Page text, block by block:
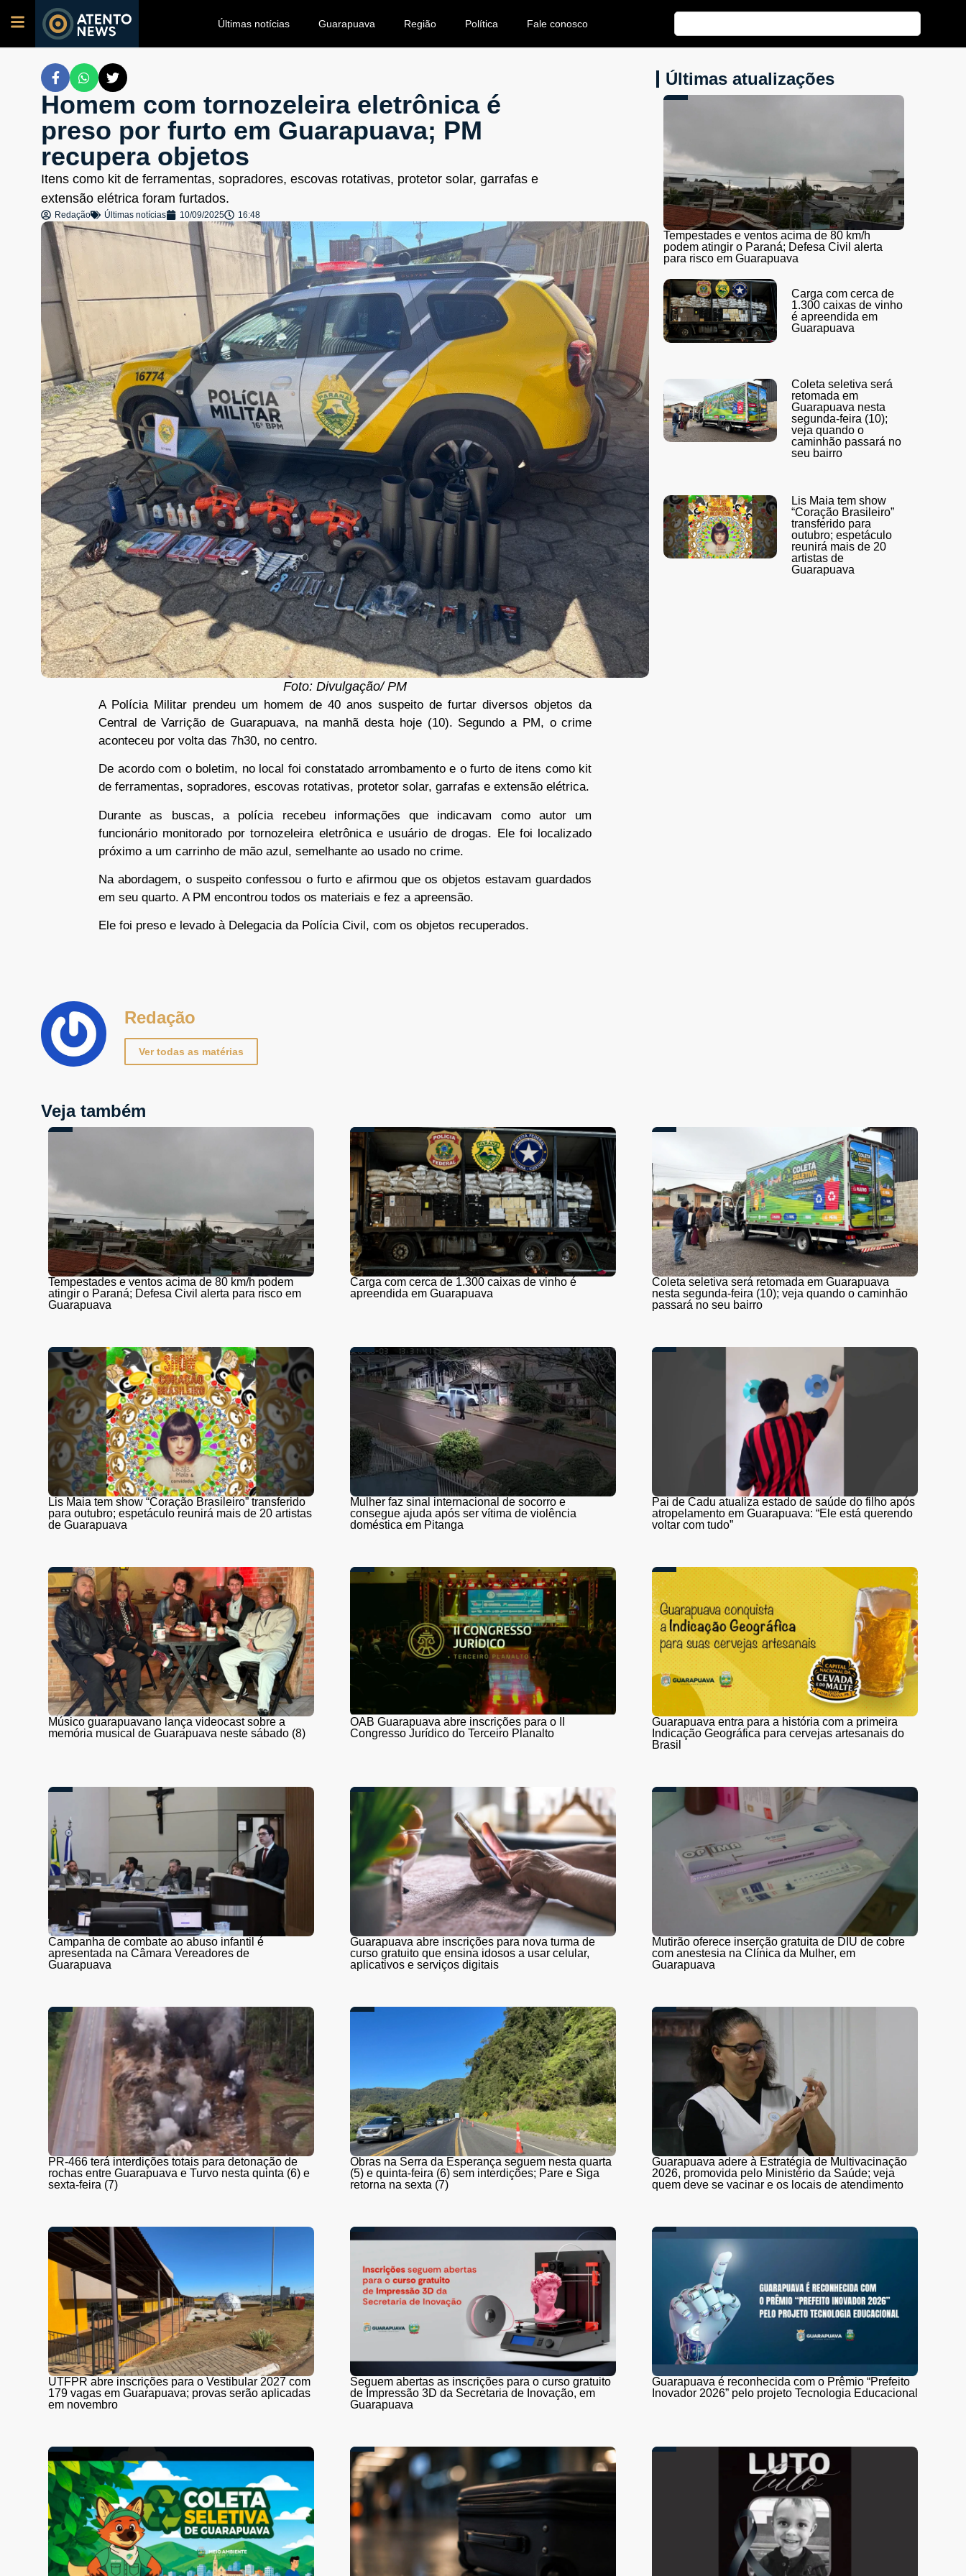
Últimas notícias Guarapuava Região Política Fale conosco
Homem com tornozeleira eletrônica é
preso por furto em Guarapuava; PM
recupera objetos
Itens como kit de ferramentas, sopradores, escovas rotativas, protetor solar, garrafas e
extensão elétrica foram furtados.
Redação Últimas notícias 10/09/2025 16:48
Foto: Divulgação/ PM
A Polícia Militar prendeu um homem de 40 anos suspeito de furtar diversos objetos da
Central de Varrição de Guarapuava, na manhã desta hoje (10). Segundo a PM, o crime
aconteceu por volta das 7h30, no centro.
De acordo com o boletim, no local foi constatado arrombamento e o furto de itens como kit
de ferramentas, sopradores, escovas rotativas, protetor solar, garrafas e extensão elétrica.
Durante as buscas, a polícia recebeu informações que indicavam como autor um
funcionário monitorado por tornozeleira eletrônica e usuário de drogas. Ele foi localizado
próximo a um carrinho de mão azul, semelhante ao usado no crime.
Na abordagem, o suspeito confessou o furto e afirmou que os objetos estavam guardados
em seu quarto. A PM encontrou todos os materiais e fez a apreensão.
Ele foi preso e levado à Delegacia da Polícia Civil, com os objetos recuperados.
Últimas atualizações
Tempestades e ventos acima de 80 km/h
podem atingir o Paraná; Defesa Civil alerta
para risco em Guarapuava
Carga com cerca de
1.300 caixas de vinho
é apreendida em
Guarapuava
Coleta seletiva será
retomada em
Guarapuava nesta
segunda-feira (10);
veja quando o
caminhão passará no
seu bairro
Lis Maia tem show
“Coração Brasileiro”
transferido para
outubro; espetáculo
reunirá mais de 20
artistas de
Guarapuava
Redação
Ver todas as matérias
Veja também
Tempestades e ventos acima de 80 km/h podem
atingir o Paraná; Defesa Civil alerta para risco em
Guarapuava
Carga com cerca de 1.300 caixas de vinho é
apreendida em Guarapuava
Coleta seletiva será retomada em Guarapuava
nesta segunda-feira (10); veja quando o caminhão
passará no seu bairro
Lis Maia tem show “Coração Brasileiro” transferido
para outubro; espetáculo reunirá mais de 20 artistas
de Guarapuava
Mulher faz sinal internacional de socorro e
consegue ajuda após ser vítima de violência
doméstica em Pitanga
Pai de Cadu atualiza estado de saúde do filho após
atropelamento em Guarapuava: “Ele está querendo
voltar com tudo”
Músico guarapuavano lança videocast sobre a
memória musical de Guarapuava neste sábado (8)
OAB Guarapuava abre inscrições para o II
Congresso Jurídico do Terceiro Planalto
Guarapuava entra para a história com a primeira
Indicação Geográfica para cervejas artesanais do
Brasil
Campanha de combate ao abuso infantil é
apresentada na Câmara Vereadores de
Guarapuava
Guarapuava abre inscrições para nova turma de
curso gratuito que ensina idosos a usar celular,
aplicativos e serviços digitais
Mutirão oferece inserção gratuita de DIU de cobre
com anestesia na Clínica da Mulher, em
Guarapuava
PR-466 terá interdições totais para detonação de
rochas entre Guarapuava e Turvo nesta quinta (6) e
sexta-feira (7)
Obras na Serra da Esperança seguem nesta quarta
(5) e quinta-feira (6) sem interdições; Pare e Siga
retorna na sexta (7)
Guarapuava adere à Estratégia de Multivacinação
2026, promovida pelo Ministério da Saúde; veja
quem deve se vacinar e os locais de atendimento
UTFPR abre inscrições para o Vestibular 2027 com
179 vagas em Guarapuava; provas serão aplicadas
em novembro
Seguem abertas as inscrições para o curso gratuito
de Impressão 3D da Secretaria de Inovação, em
Guarapuava
Guarapuava é reconhecida com o Prêmio “Prefeito
Inovador 2026” pelo projeto Tecnologia Educacional